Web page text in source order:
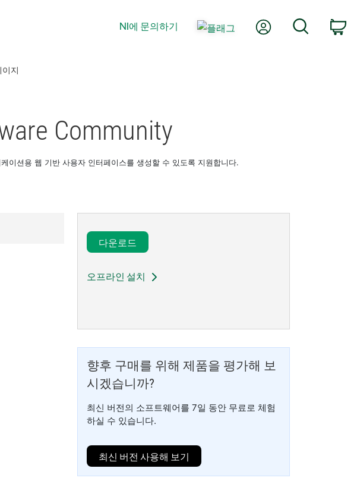
NI에 문의하기 내 계정
지
Community
션용 웹 기반 사용자 인터페이스를 생성할 수 있도록 지원합니다.
다운로드​
오프라인 설치
향후 구매를 위해 제품을 평가해 보
시겠습니까?
최신 버전의 소프트웨어를 7일 동안 무료로 체험
하실 수 있습니다.
최신 버전 사용해 보기